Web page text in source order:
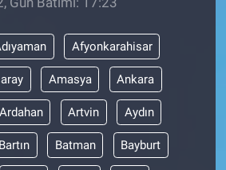
Afyonkarahisar
Amasya Ankara
Ardahan Artvin Aydın
Bartın Batman Bayburt